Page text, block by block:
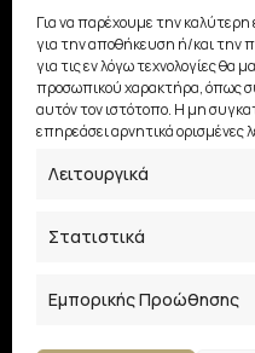
Για να παρέχουμε την καλύτερη
για την αποθήκευση ή/και την
για τις εν λόγω τεχνολογίες θα
προσωπικού χαρακτήρα, όπως
αυτόν τον ιστότοπο. Η μη
επηρεάσει αρνητικά ορισμένες
Λειτουργικά
Στατιστικά
Εμπορικής Προώθησης
Κοσμήματα
Βαπτιστικά
Φούστες